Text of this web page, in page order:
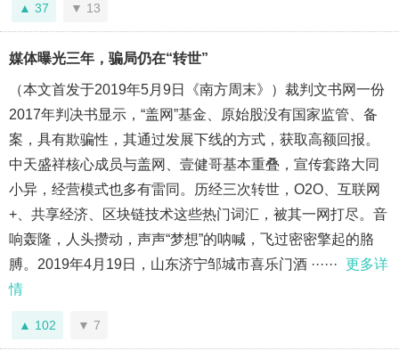
37 13
媒体曝光三年，骗局仍在“转世”
（本文首发于2019年5月9日《南方周末》）裁判文书网一份
2017年判决书显示，“盖网”基金、原始股没有国家监管、备
案，具有欺骗性，其通过发展下线的方式，获取高额回报。
中天盛祥核心成员与盖网、壹健哥基本重叠，宣传套路大同
小异，经营模式也多有雷同。历经三次转世，O2O、互联网
+、共享经济、区块链技术这些热门词汇，被其一网打尽。音
响轰隆，人头攒动，声声“梦想”的呐喊，飞过密密擎起的胳
膊。2019年4月19日，山东济宁邹城市喜乐门酒 ······ 更多详
情
102 7